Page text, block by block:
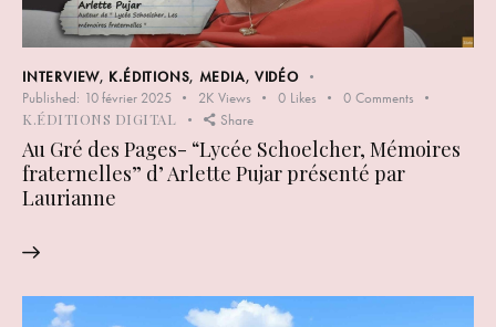
INTERVIEW, K.ÉDITIONS, MEDIA, VIDÉO
Published: 10 février 2025 2K Views 0 Likes 0 Comments
K.ÉDITIONS DIGITAL
Share
Au Gré des Pages- “Lycée Schoelcher, Mémoires
fraternelles” d’ Arlette Pujar présenté par
Laurianne